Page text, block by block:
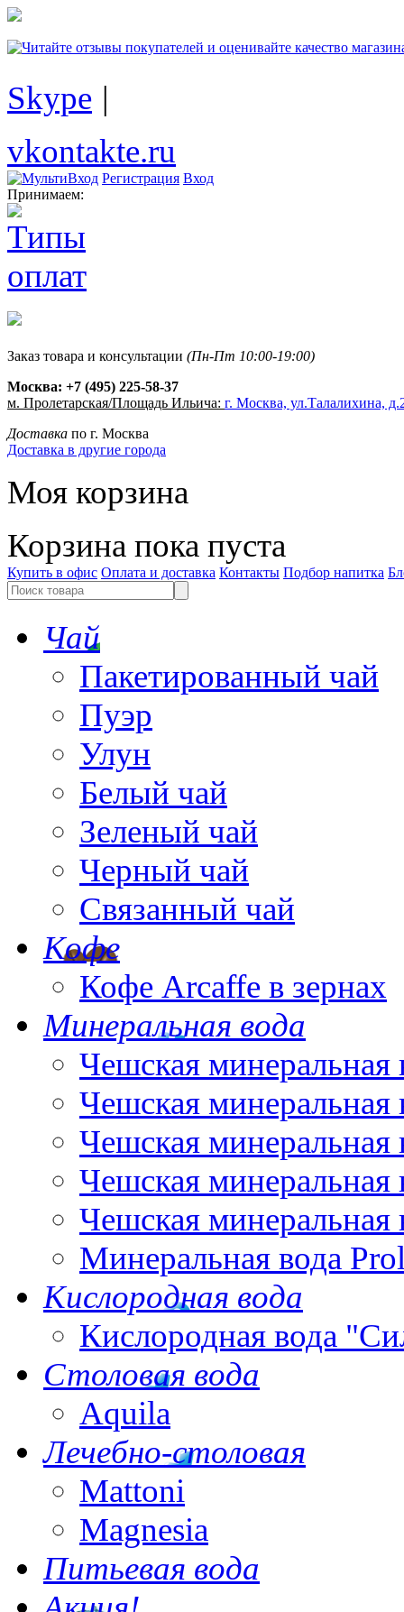
Skype |
vkontakte.ru
Регистрация Вход
Принимаем:
Заказ товара и консультации (Пн-Пт 10:00-19:00)
Москва: +7 (495) 225-58-37
м. Пролетарская/Площадь Ильича: г. Москва, ул.Талалихина,
Доставка по г. Москва
Доставка в другие города
Моя корзина
Корзина пока пуста
Купить в офис Оплата и доставка Контакты Подбор напитка
Чай
Пакетированный чай
Пуэр
Улун
Белый чай
Зеленый чай
Черный чай
Связанный чай
Кофе
Кофе Arcaffe в зернах
Минеральная вода
Чешская минеральная
Чешская минеральная
Чешская минеральная
Чешская минеральная
Чешская минеральная
Минеральная вода
Кислородная вода
Кислородная вода
Столовая вода
Aquila
Лечебно-столовая
Mattoni
Magnesia
Питьевая вода